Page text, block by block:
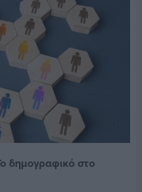
δημογραφικό στο